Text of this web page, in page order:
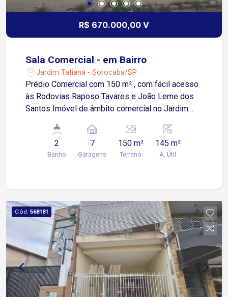
R$ 670.000,00 V
Sala Comercial - em Bairro
Jardim Tatiana - Sorocaba/SP
Prédio Comercial com 150 m² , com fácil acesso
às Rodovias Raposo Tavares e João Leme dos
Santos Imóvel de âmbito comercial no Jardim
Amplas: espaços adaptáveis que permitem
diversas configurações de trabalho; * Copa e
Banheiros: estrutura completa com banheiros
previsão para Trifásico; * Recepção
Independente: Pronta para atendimento ao
público; * Acessibilidade e Logística: Portas de
correr com excelente abertura que facilitam
carga/descarga e fluxo de pessoas; * Vagas e
Depósito: 1 vaga de garagem coberta + 2
depósitos nos fundos (perfeito para estoque ou
arquivo morto); * Vagas Externas: vagas para 4
2
Banho
7
Garagens
150 m²
Terreno
145 m²
A. Útil
Cód. 568181